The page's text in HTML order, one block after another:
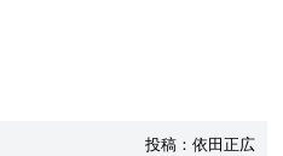
投稿：依田正広